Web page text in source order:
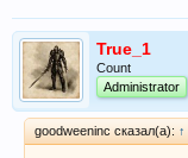
True_1
Count
Administrator
goodweeninc сказал(а): ↑